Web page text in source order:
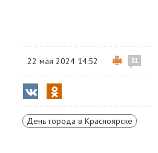
22 мая 2024 14:52 31
День города в Красноярске